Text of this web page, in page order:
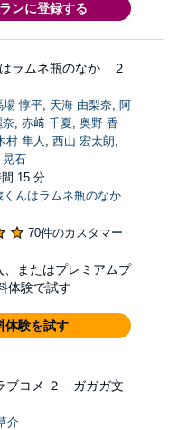
ンに登録する
ラムネ瓶のなか ２
場 惇平, 天海 由梨奈, 阿
奈, 赤﨑 千夏, 奥野 香
村 隼人 , 西山 宏太朗,
晃石
15 分
くんはラムネ瓶のなか
70件のカスタマー
、またはプレミアムプ
体験で試す
体験を試す
ブコメ ２ ガガガ文
介